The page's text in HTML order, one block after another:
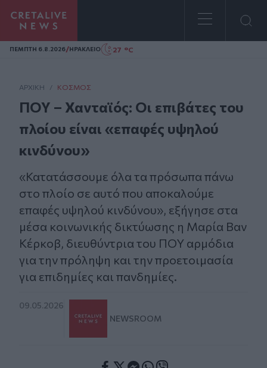
Homepage
ΠΕΜΠΤΗ 6.8.2026/ΗΡΑΚΛΕΙΟ 27 °C
ΑΡΧΙΚΗ / ΚΌΣΜΟΣ
ΠΟΥ – Χανταϊός: Οι επιβάτες του
πλοίου είναι «επαφές υψηλού
κινδύνου»
«Κατατάσσουμε όλα τα πρόσωπα πάνω
στο πλοίο σε αυτό που αποκαλούμε
επαφές υψηλού κινδύνου», εξήγησε στα
μέσα κοινωνικής δικτύωσης η Μαρία Βαν
Κέρκοβ, διευθύντρια του ΠΟΥ αρμόδια
για την πρόληψη και την προετοιμασία
για επιδημίες και πανδημίες.
09.05.2026
NEWSROOM